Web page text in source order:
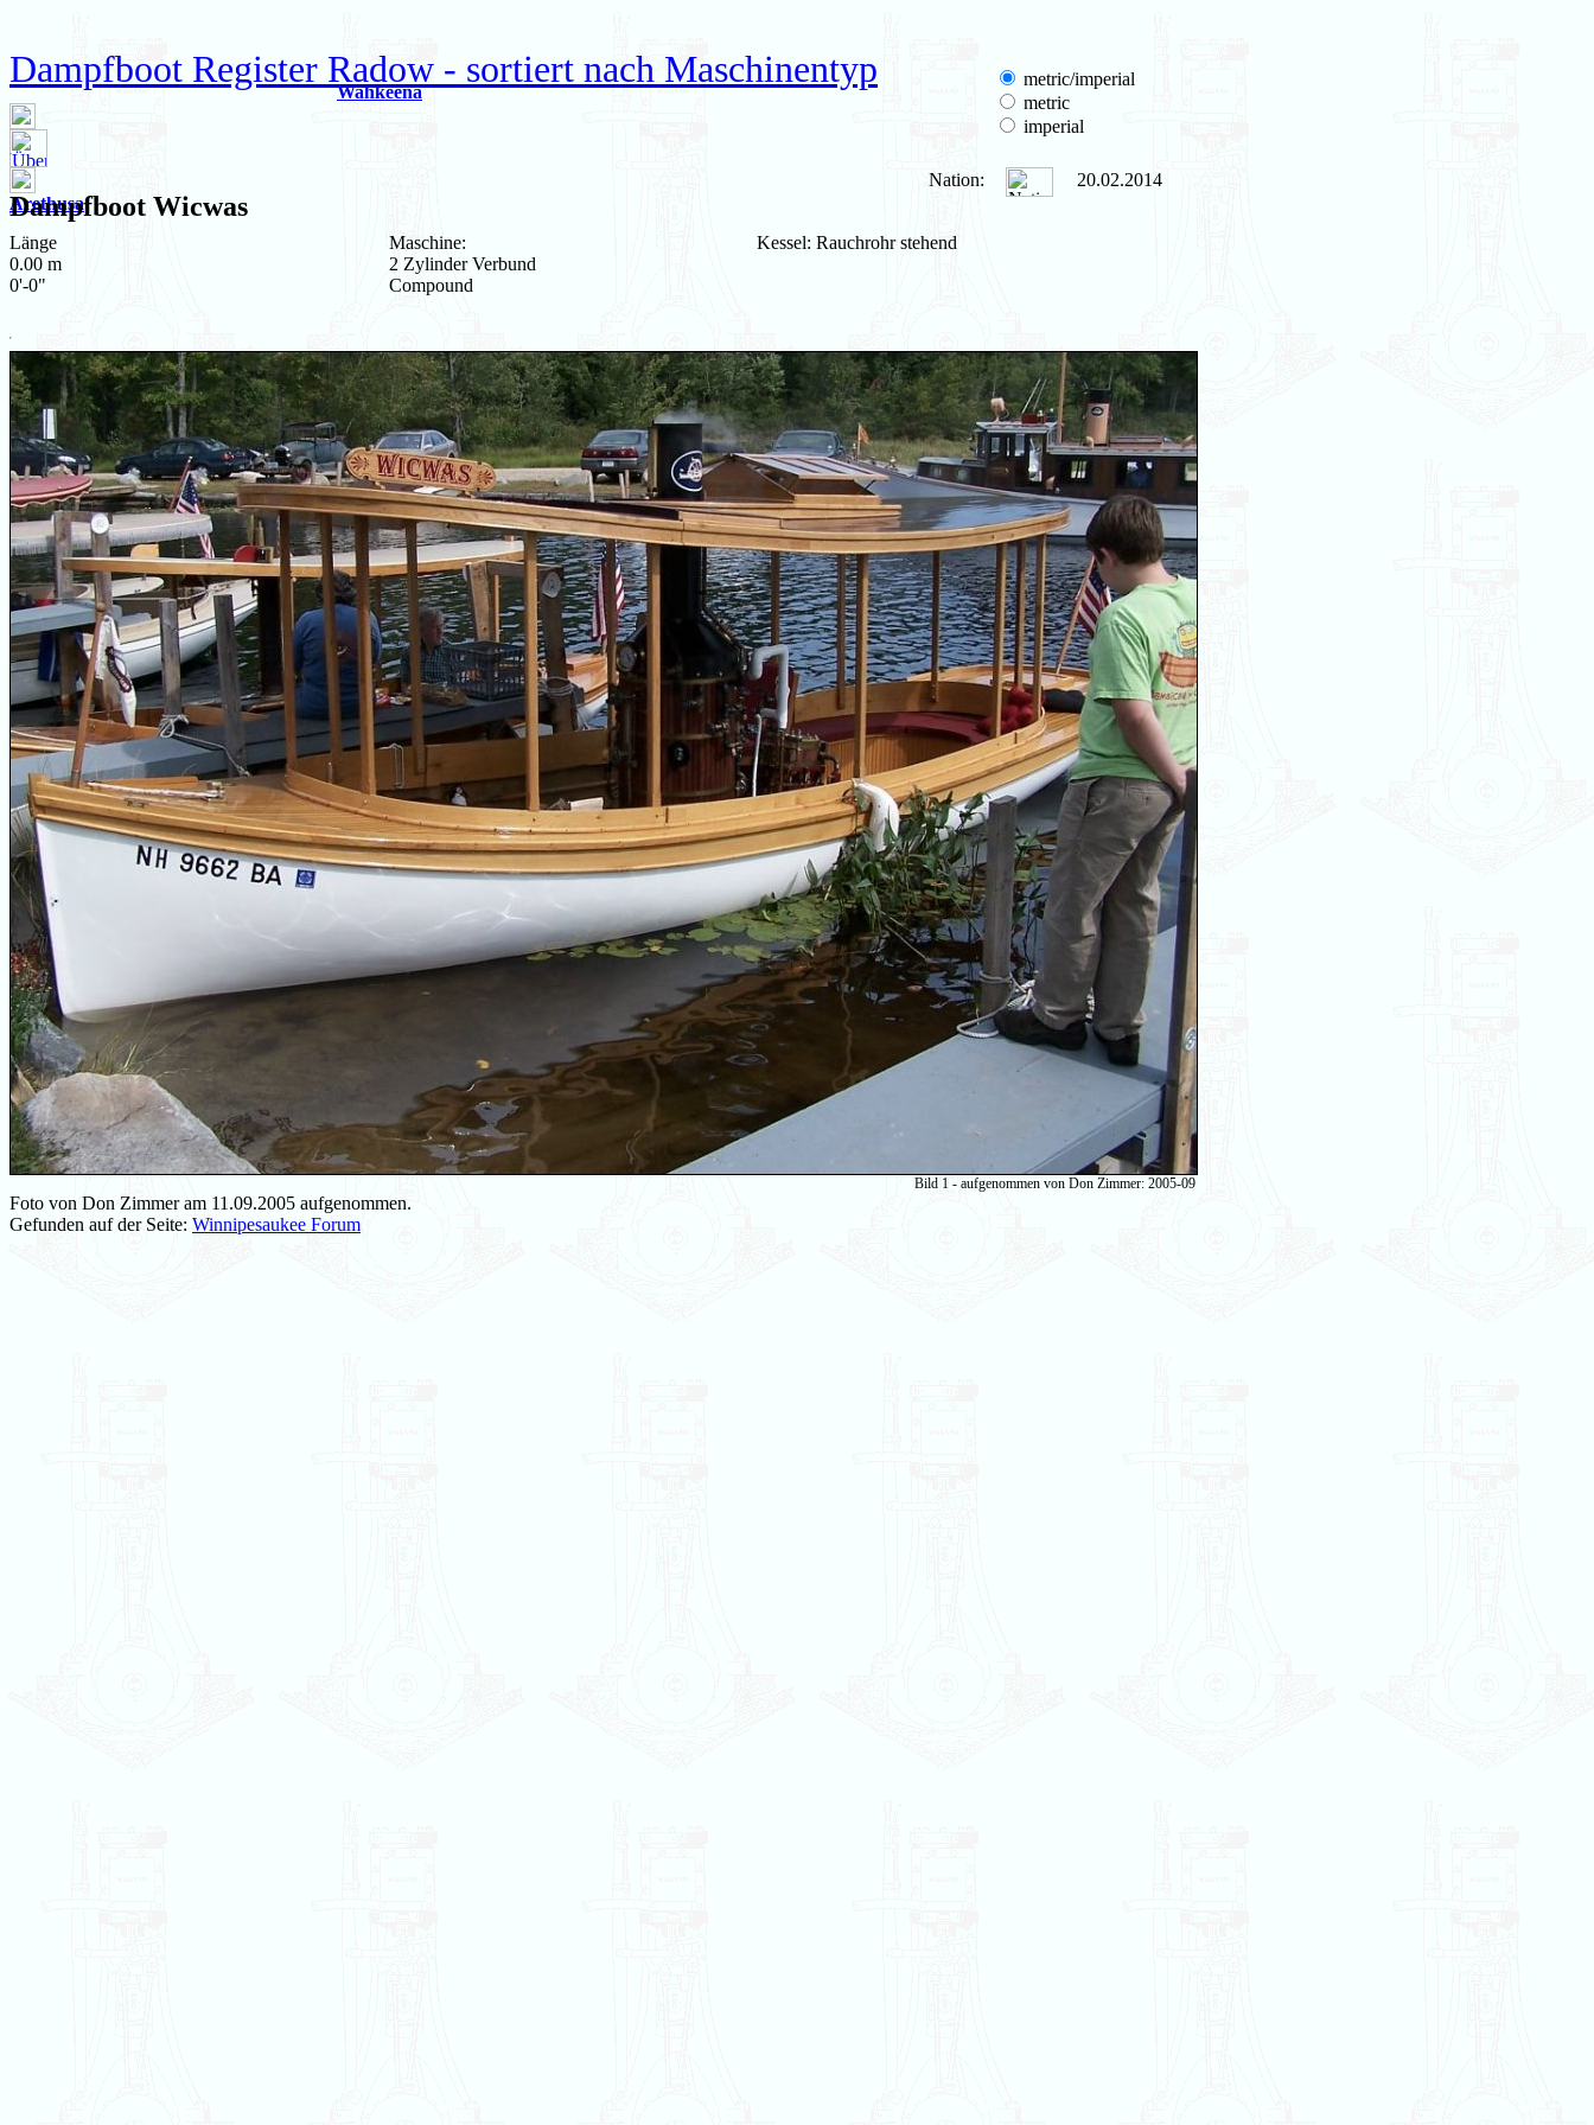
Dampfboot Register Radow - sortiert nach Maschinentyp
Wahkeena
Arethusa
metric/imperial
metric
imperial
Dampfboot Wicwas
Nation: 20.02.2014
Länge
0.00 m
0'-0"
Maschine:
2 Zylinder Verbund
Compound
Kessel: Rauchrohr stehend
Bild 1 - aufgenommen von Don Zimmer: 2005-09
Foto von Don Zimmer am 11.09.2005 aufgenommen.
Gefunden auf der Seite: Winnipesaukee Forum